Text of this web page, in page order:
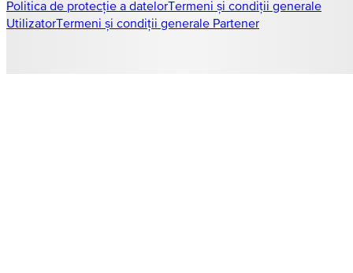
Politica de protecție a datelorTermeni și condiții generale
UtilizatorTermeni și condiții generale Partener